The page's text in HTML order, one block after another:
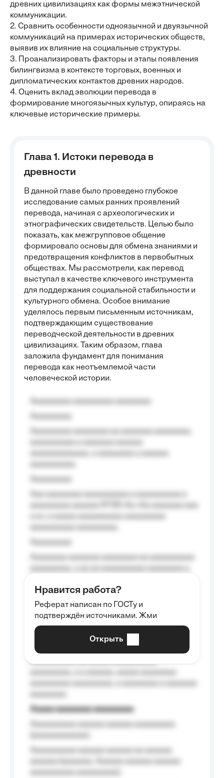
древних цивилизациях как формы межэтнической
коммуникации.
2. Сравнить особенности одноязычной и двуязычной
коммуникаций на примерах исторических обществ,
выявив их влияние на социальные структуры.
3. Проанализировать факторы и этапы появления
билингвизма в контексте торговых, военных и
дипломатических контактов древних народов.
4. Оценить вклад эволюции перевода в
формирование многоязычных культур, опираясь на
ключевые исторические примеры.
Глава 1. Истоки перевода в
древности
В данной главе было проведено глубокое
исследование самых ранних проявлений
перевода, начиная с археологических и
этнографических свидетельств. Целью было
показать, как межгрупповое общение
формировало основы для обмена знаниями и
предотвращения конфликтов в первобытных
обществах. Мы рассмотрели, как перевод
выступал в качестве ключевого инструмента
для поддержания социальной стабильности и
культурного обмена. Особое внимание
уделялось первым письменным источникам,
подтверждающим существование
переводческой деятельности в древних
цивилизациях. Таким образом, глава
заложила фундамент для понимания
перевода как неотъемлемой части
человеческой истории.
Aaaaaaaaa
Aaaaaaaaaa aa aaa aaaaaaaaa, a aaa
aaaaaaaaaa aaa, a aaaaaaaaaa, aaaaaa
aaaaaa a aaaaaa.
Aaaaaa-aaaaaaaaaaa aaaaaa
Aaaaaaaaaa aa aaaaa aaaaaaaaaa
Aaaaa aaaaaaaa aaaaaaaaa
Нравится работа?
Реферат написан по ГОСТу и
подтверждён источниками. Жми
Открыть